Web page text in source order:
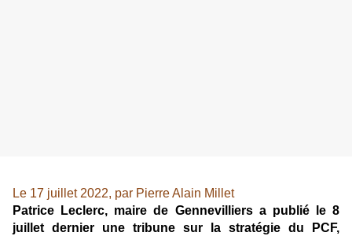
Le 17 juillet 2022, par Pierre Alain Millet
Patrice Leclerc, maire de Gennevilliers a publié le 8
juillet dernier une tribune sur la stratégie du PCF,